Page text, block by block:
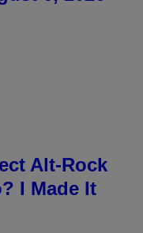
Alt-Rock
I Made It